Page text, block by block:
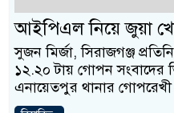
আইপিএল নিয়ে জুয়া
সুজন মির্জা, সিরাজগঞ্জ
১২.২০ টায় গোপন সংবাদের
এনায়েতপুর থানার গোপরেখী